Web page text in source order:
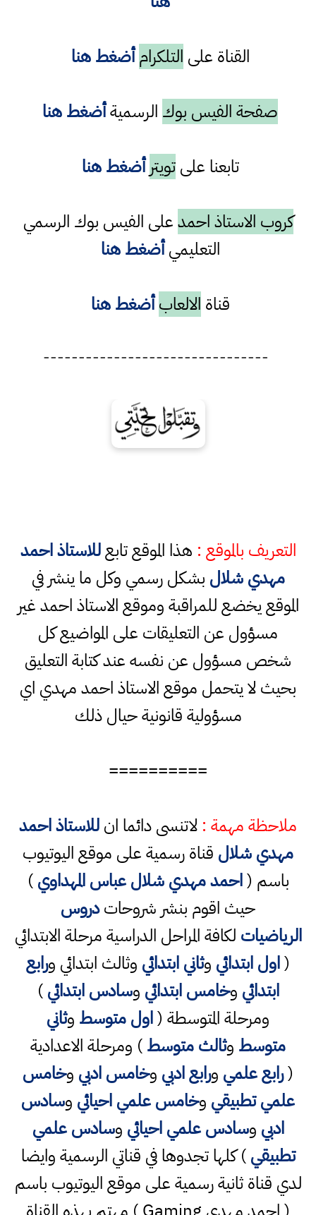
القناة على التلكرام أضغط هنا
صفحة الفيس بوك الرسميةأضغط هنا
تابعنا علىتويتر أضغط هنا
كروب الاستاذ احمدعلى الفيس بوك الرسمي
التعليميأضغط هنا
قناة الالعاب أضغط هنا
--------------------------------
التعريف بالموقع : هذا الموقع تابعللاستاذ احمد
مهدي شلال بشكل رسمي وكل ما ينشر في
الموقع يخضع للمراقبة وموقع الاستاذ احمد غير
مسؤول عن التعليقات على المواضيع كل
شخص مسؤول عن نفسه عند كتابة التعليق
بحيث لا يتحمل موقع الاستاذ احمد مهدي اي
مسؤولية قانونية حيال ذلك
==========
ملاحظة مهمة : لاتنسى دائما انللاستاذ احمد
مهدي شلال قناة رسمية على موقع اليوتيوب
باسم (احمد مهدي شلال عباس المهداوي)
حيث اقوم بنشر شروحاتدروس
الرياضيات لكافة المراحل الدراسية مرحلة الابتدائي
(اول ابتدائي وثاني ابتدائي وثالث ابتدائي ورابع
ابتدائي وخامس ابتدائي وسادس ابتدائي)
ومرحلة المتوسطة (اول متوسط وثاني
متوسط وثالث متوسط) ومرحلة الاعدادية
(رابع علمي ورابع ادبي وخامس ادبي وخامس
علمي تطبيقي وخامس علمي احيائي وسادس
ادبي وسادس علمي احيائي وسادس علمي
تطبيقي) كلها تجدوها في قناتي الرسمية وايضا
لدي قناة ثانية رسمية على موقع اليوتيوب باسم